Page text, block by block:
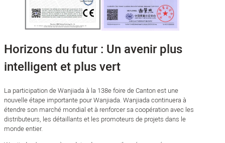
Horizons du futur : Un avenir plus
intelligent et plus vert
La participation de Wanjiada à la 138e foire de Canton est une
nouvelle étape importante pour Wanjiada. Wanjiada continuera à
étendre son marché mondial et à renforcer sa coopération avec les
distributeurs, les détaillants et les promoteurs de projets dans le
monde entier.